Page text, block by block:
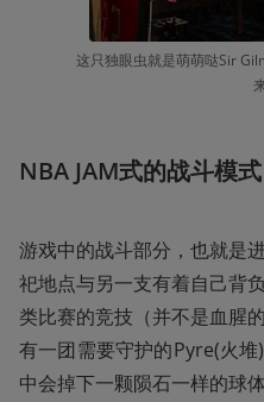
这只独眼虫就是萌萌哒Sir
NBA JAM式的战斗模式
游戏中的战斗部分，也就是
祀地点与另一支有着自己背
类比赛的竞技（并不是血腥
有一团需要守护的Pyre(火
中会掉下一颗陨石一样的球